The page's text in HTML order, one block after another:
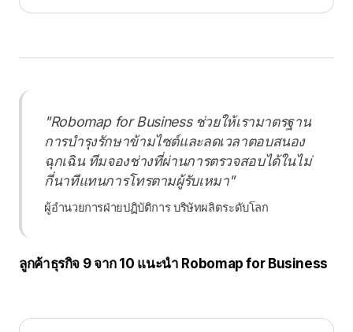
"Robomap for Business ช่วยให้เรามาตรฐาน
การบำรุงรักษาข้ามไซต์และลดเวลาตอบสนอง
ฉุกเฉิน ทีมจองช่างที่ผ่านการตรวจสอบได้ในไม่
กี่นาทีแทนการโทรตามผู้รับเหมา"
ผู้อำนวยการฝ่ายปฏิบัติการ บริษัทผลิตระดับโลก
ลูกค้าธุรกิจ 9 จาก 10 แนะนำ Robomap for Business